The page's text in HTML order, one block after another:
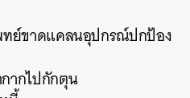
ทย์ขาดแคลนอุปกรณ์ปกป้อง
ากไปกักตุน